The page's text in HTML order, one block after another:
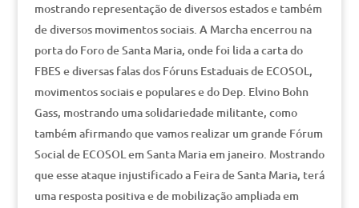
mostrando representação de diversos estados e também
de diversos movimentos sociais. A Marcha encerrou na
porta do Foro de Santa Maria, onde foi lida a carta do
FBES e diversas falas dos Fóruns Estaduais de ECOSOL,
movimentos sociais e populares e do Dep. Elvino Bohn
Gass, mostrando uma solidariedade militante, como
também afirmando que vamos realizar um grande Fórum
Social de ECOSOL em Santa Maria em janeiro. Mostrando
que esse ataque injustificado a Feira de Santa Maria, terá
uma resposta positiva e de mobilização ampliada em